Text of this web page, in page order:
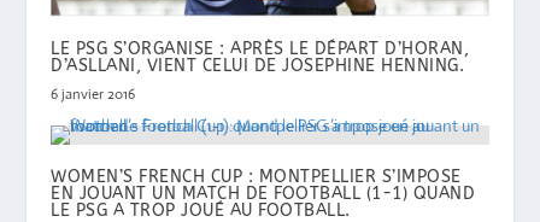
LE PSG S’ORGANISE : APRÈS LE DÉPART D’HORAN,
D’ASLLANI, VIENT CELUI DE JOSEPHINE HENNING.
6 janvier 2016
WOMEN’S FRENCH CUP : MONTPELLIER S’IMPOSE
EN JOUANT UN MATCH DE FOOTBALL (1-1) QUAND
LE PSG A TROP JOUÉ AU FOOTBALL.